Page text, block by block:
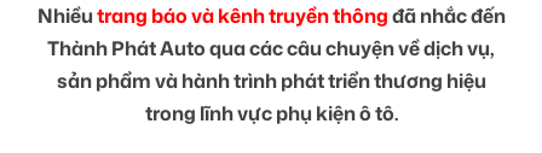
Nhiềutrang báo và kênh truyền thôngđã nhắc đến
Thành Phát Auto qua các câu chuyện về dịch vụ,
sản phẩm và hành trình phát triển thương hiệu
trong lĩnh vực phụ kiện ô tô.